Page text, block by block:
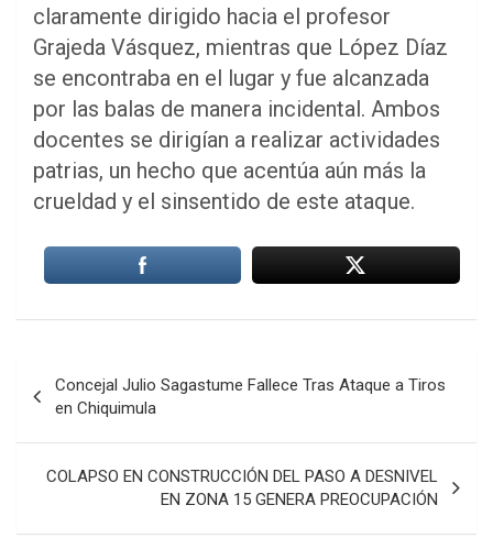
claramente dirigido hacia el profesor
Grajeda Vásquez, mientras que López Díaz
se encontraba en el lugar y fue alcanzada
por las balas de manera incidental. Ambos
docentes se dirigían a realizar actividades
patrias, un hecho que acentúa aún más la
crueldad y el sinsentido de este ataque.
de
entradas
Concejal Julio Sagastume Fallece Tras Ataque a Tiros
en Chiquimula
COLAPSO EN CONSTRUCCIÓN DEL PASO A DESNIVEL
EN ZONA 15 GENERA PREOCUPACIÓN